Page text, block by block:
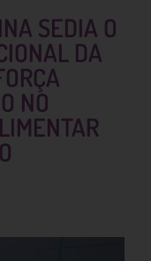
SEDIA O
DA
NO